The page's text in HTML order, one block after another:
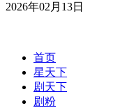
2026年02月13日
首页
星天下
剧天下
剧粉